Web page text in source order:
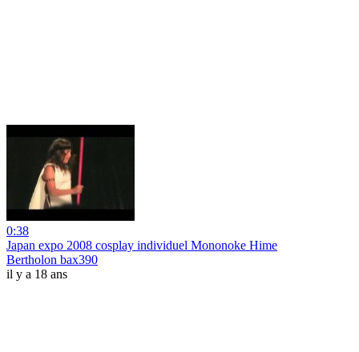
0:38
Japan expo 2008 cosplay individuel Mononoke Hime
Bertholon bax390
il y a 18 ans